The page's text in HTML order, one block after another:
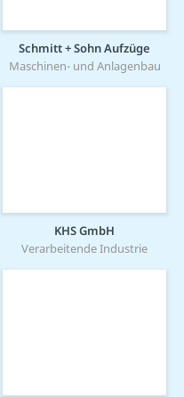
Schmitt + Sohn Aufzüge
Maschinen- und Anlagenbau
KHS GmbH
Verarbeitende Industrie